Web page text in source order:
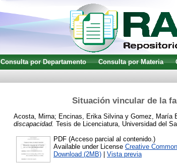
Consulta por Departamento Consulta por Materia
Situación vincular de la
Acosta, Mirna; Encinas, Erika Silvina y Gomez, María
discapacidad. Tesis de Licenciatura, Universidad del
PDF (Acceso parcial al contenido.)
Available under License Creative
Download (2MB)
Vista previa